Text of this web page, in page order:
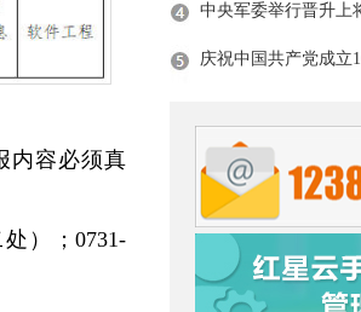
内容必须真
）；0731-